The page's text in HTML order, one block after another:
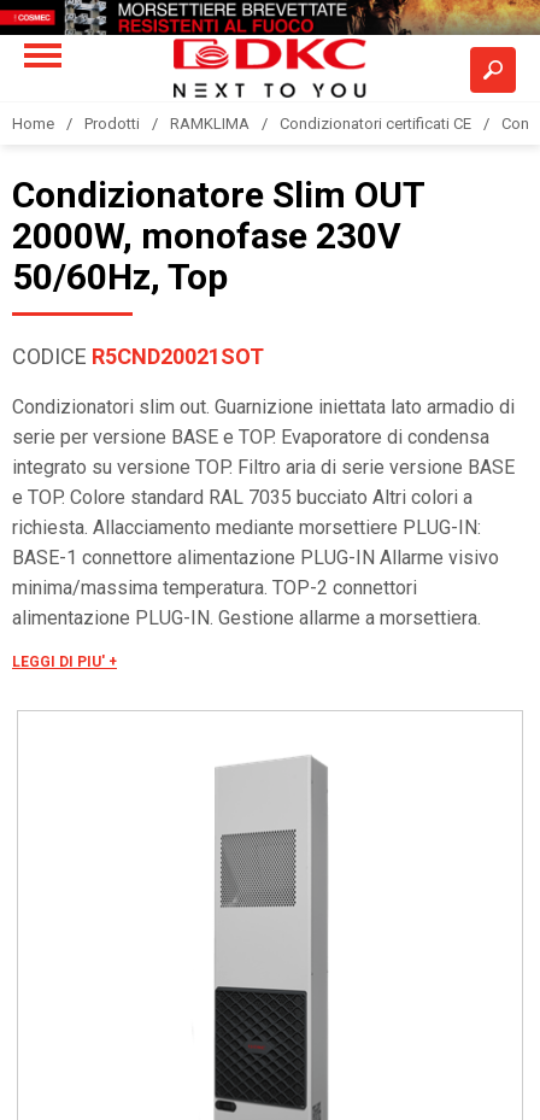
Home Prodotti RAMKLIMA Condizionatori certificati CE
Condizionatore Slim OUT
2000W, monofase 230V
50/60Hz, Top
CODICE R5CND20021SOT
Condizionatori slim out. Guarnizione iniettata lato armadio di
serie per versione BASE e TOP. Evaporatore di condensa
integrato su versione TOP. Filtro aria di serie versione BASE
e TOP. Colore standard RAL 7035 bucciato Altri colori a
richiesta. Allacciamento mediante morsettiere PLUG-IN:
BASE-1 connettore alimentazione PLUG-IN Allarme visivo
minima/massima temperatura. TOP-2 connettori
alimentazione PLUG-IN. Gestione allarme a morsettiera.
LEGGI DI PIU' +